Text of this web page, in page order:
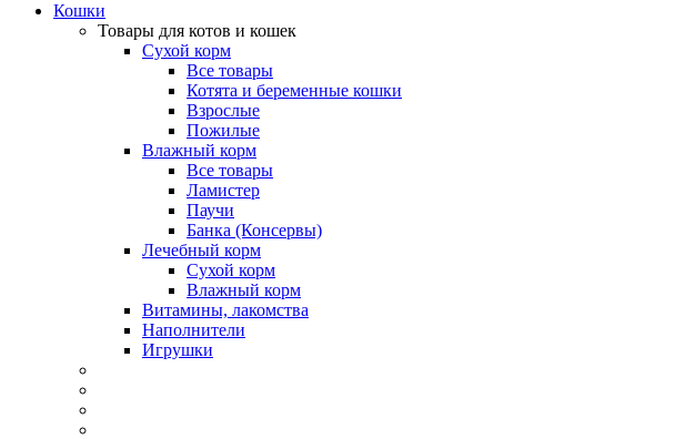
Кошки
Товары для котов и кошек
Сухой корм
Все товары
Котята и беременные кошки
Взрослые
Пожилые
Влажный корм
Все товары
Ламистер
Паучи
Банка (Консервы)
Лечебный корм
Сухой корм
Влажный корм
Витамины, лакомства
Наполнители
Игрушки